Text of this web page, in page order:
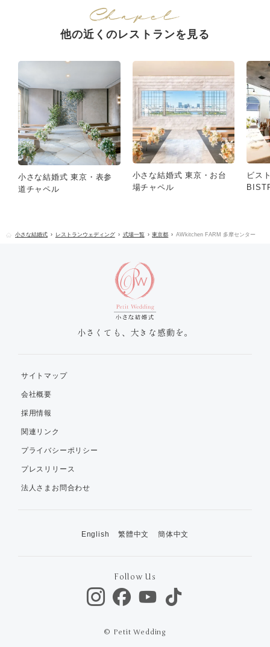
他の近くのレストランを見る
小さな結婚式 東京・表参
道チャペル
小さな結婚式 東京・お台
場チャペル
ビス
小さな結婚式 レストランウェディング 式場一覧 東京都 AWkitchen FARM 多摩センター
小さくても、大きな感動を。
サイトマップ
会社概要
採用情報
関連リンク
プライバシーポリシー
プレスリリース
法人さまお問合わせ
English 繁體中文 簡体中文
Follow Us
© Petit Wedding